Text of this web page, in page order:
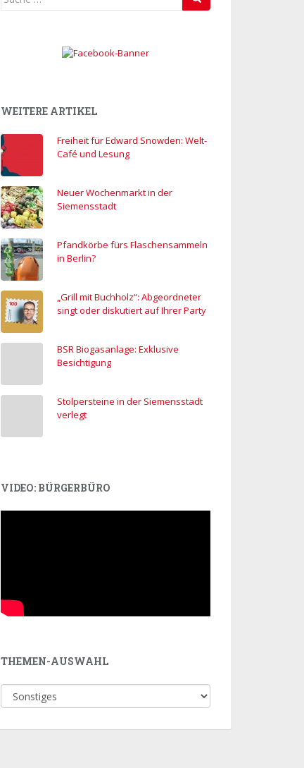
WEITERE ARTIKEL
Freiheit für Edward Snowden: Welt-
Café und Lesung
Neuer Wochenmarkt in der
Siemensstadt
Pfandkörbe fürs Flaschensammeln
in Berlin?
„Grill mit Buchholz“: Abgeordneter
singt oder diskutiert auf Ihrer Party
BSR Biogasanlage: Exklusive
Besichtigung
Stolpersteine in der Siemensstadt
verlegt
VIDEO: BÜRGERBÜRO
THEMEN-AUSWAHL
Themen-
Auswahl